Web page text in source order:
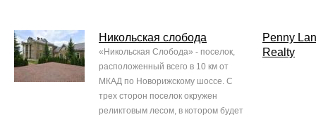
Никольская слобода
«Никольская Слобода» - поселок,
расположенный всего в 10 км от
МКАД по Новорижскому шоссе. С
трех сторон поселок окружен
реликтовым лесом, в котором будет
Penny
Realty